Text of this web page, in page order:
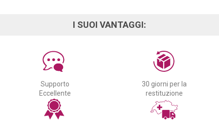
I SUOI VANTAGGI:
Supporto
Eccellente
30 giorni per la
restituzione